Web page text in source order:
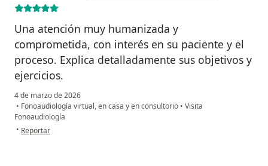
Una atención muy humanizada y
comprometida, con interés en su paciente y el
proceso. Explica detalladamente sus objetivos y
ejercicios.
4 de marzo de 2026
• Fonoaudiología virtual, en casa y en consultorio • Visita
Fonoaudiología
• en opinión del usuario Paola Diaz
Reportar